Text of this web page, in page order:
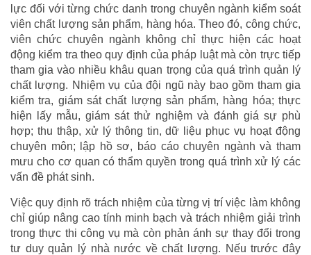
lực đối với từng chức danh trong chuyên ngành kiểm soát
viên chất lượng sản phẩm, hàng hóa. Theo đó, công chức,
viên chức chuyên ngành không chỉ thực hiện các hoạt
động kiểm tra theo quy định của pháp luật mà còn trực tiếp
tham gia vào nhiều khâu quan trọng của quá trình quản lý
chất lượng. Nhiệm vụ của đội ngũ này bao gồm tham gia
kiểm tra, giám sát chất lượng sản phẩm, hàng hóa; thực
hiện lấy mẫu, giám sát thử nghiệm và đánh giá sự phù
hợp; thu thập, xử lý thông tin, dữ liệu phục vụ hoạt động
chuyên môn; lập hồ sơ, báo cáo chuyên ngành và tham
mưu cho cơ quan có thẩm quyền trong quá trình xử lý các
vấn đề phát sinh.
Việc quy định rõ trách nhiệm của từng vị trí việc làm không
chỉ giúp nâng cao tính minh bạch và trách nhiệm giải trình
trong thực thi công vụ mà còn phản ánh sự thay đổi trong
tư duy quản lý nhà nước về chất lượng. Nếu trước đây